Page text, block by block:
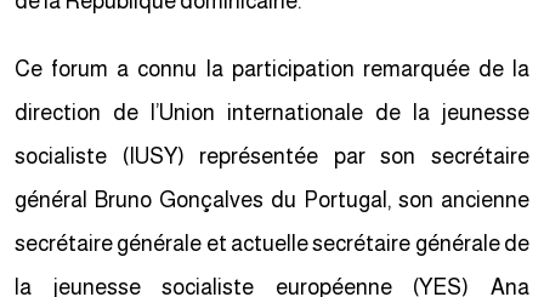
Ce forum a connu la participation remarquée de la
direction de l’Union internationale de la jeunesse
socialiste (IUSY) représentée par son secrétaire
général Bruno Gonçalves du Portugal, son ancienne
secrétaire générale et actuelle secrétaire générale de
la jeunesse socialiste européenne (YES) Ana